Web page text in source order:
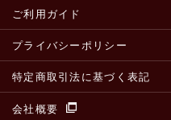
ご利用ガイド
プライバシーポリシー
特定商取引法に基づく表記
会社概要